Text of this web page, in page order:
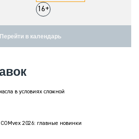
16+
Перейти в календарь
в условиях сложной
2026: главные новинки